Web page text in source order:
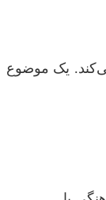
یک موضوع